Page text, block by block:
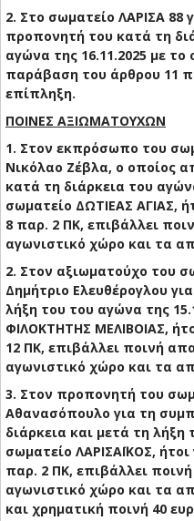
2. Στο σωματείο ΛΑΡΙΣΑ 88
προπονητή του κατά τη
αγώνα της 16.11.2025 με το
παράβαση του άρθρου 11
επίπληξη.
ΠΟΙΝΕΣ ΑΞΙΩΜΑΤΟΥΧΩΝ
1. Στον εκπρόσωπο του
Νικόλαο Ζέβλα, ο οποίος
κατά τη διάρκεια του
σωματείο ΔΩΤΙΕΑΣ ΑΓΙΑΣ,
8 παρ. 2 ΠΚ, επιβάλλει
αγωνιστικό χώρο και τα
2. Στον αξιωματούχο του
Δημήτριο Ελευθέρογλου
λήξη του του αγώνα της
ΦΙΛΟΚΤΗΤΗΣ ΜΕΛΙΒΟΙΑΣ,
12 ΠΚ, επιβάλλει ποινή
αγωνιστικό χώρο και τα
3. Στον προπονητή του
Αθανασόπουλο για τη
διάρκεια και μετά τη λήξη
σωματείο ΛΑΡΙΣΑΪΚΟΣ,
παρ. 2 ΠΚ, επιβάλλει
αγωνιστικό χώρο και τα
και χρηματική ποινή 40